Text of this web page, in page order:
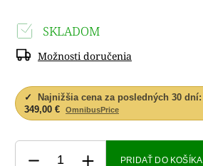
SKLADOM
Možnosti doručenia
✓
Najnižšia cena za posledných 30 dní:
349,00 €
OmnibusPrice
PRIDAŤ DO KOŠÍKA